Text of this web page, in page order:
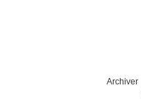
Archiver